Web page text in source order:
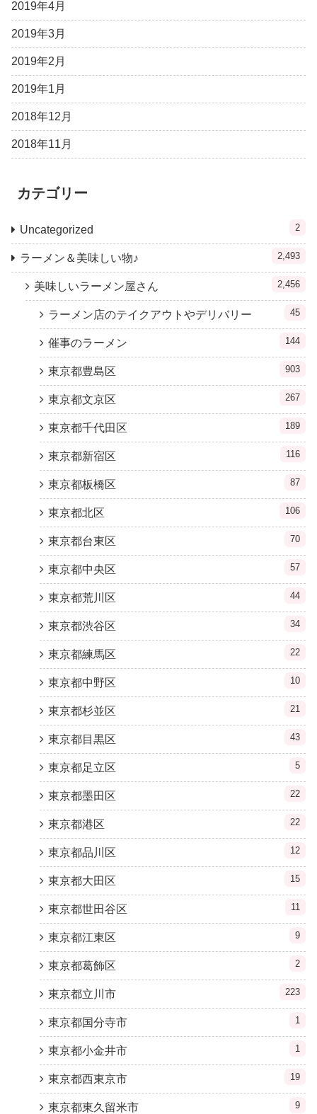
2019年4月
2019年3月
2019年2月
2019年1月
2018年12月
2018年11月
カテゴリー
Uncategorized 2
ラーメン＆美味しい物♪ 2,493
美味しいラーメン屋さん 2,456
ラーメン店のテイクアウトやデリバリー 45
催事のラーメン 144
東京都豊島区 903
東京都文京区 267
東京都千代田区 189
東京都新宿区 116
東京都板橋区 87
東京都北区 106
東京都台東区 70
東京都中央区 57
東京都荒川区 44
東京都渋谷区 34
東京都練馬区 22
東京都中野区 10
東京都杉並区 21
東京都目黒区 43
東京都足立区 5
東京都墨田区 22
東京都港区 22
東京都品川区 12
東京都大田区 15
東京都世田谷区 11
東京都江東区 9
東京都葛飾区 2
東京都立川市 223
東京都国分寺市 1
東京都小金井市 1
東京都西東京市 19
東京都東久留米市 9